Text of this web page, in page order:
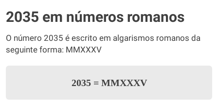
2035 em números romanos
O número 2035 é escrito em algarismos romanos da
seguinte forma: MMXXXV
2035 =MMXXXV